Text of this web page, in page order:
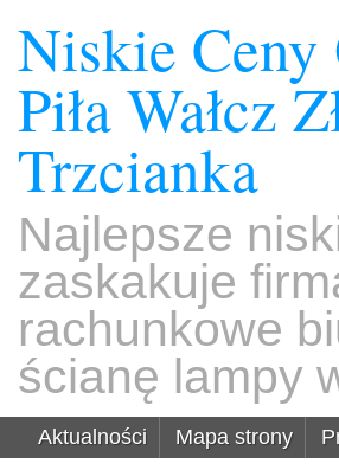
Niskie Ceny
Piła Wałcz
Trzcianka
Najlepsze
zaskakuje
rachunkowe
ścianę lampy
Aktualności Mapa strony